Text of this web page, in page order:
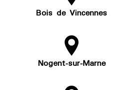
Bois de Vincennes
Nogent-sur-Marne